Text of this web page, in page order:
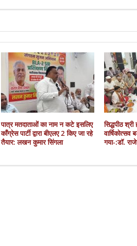
पात्र मतदाताओं का नाम न कटे इसलिए
काँग्रेस पार्टी द्वारा बीएलए 2 किए जा रहे
तैयार: लखन कुमार सिंगला
सिद्धपीठ
वार्षिकोत्सव
गया-:डॉ.